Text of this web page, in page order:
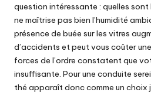
question intéressante : quelles sont
ne maîtrise pas bien l’humidité
présence de buée sur les vitres
d’accidents et peut vous coûter
forces de l’ordre constatent que
insuffisante. Pour une conduite
thé apparaît donc comme un choix